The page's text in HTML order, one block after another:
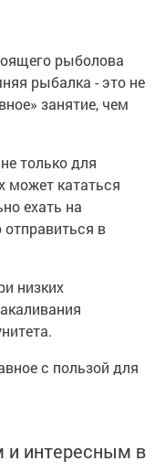
рыболова
рыбалка - это не
занятие, чем
только для
может кататься
ехать на
в
низких
с пользой для
интересным в